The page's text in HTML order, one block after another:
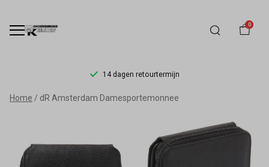
0
14 dagen retourtermijn
dR
Damesportemonnee
Home dR Amsterdam Damesportemonnee